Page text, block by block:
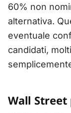
60% non
alternativa.
eventuale
candidati,
Wall